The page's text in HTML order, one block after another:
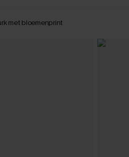
met bloemenprint